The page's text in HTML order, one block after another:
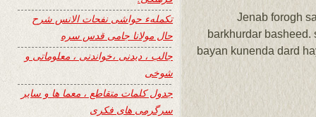
Jenab forogh
barkhurdar
bayan kunenda dard
تکملهء حواشی نفحات الانس شرح
حال مولانا جامی قدس سره
جالب ، دیدنی ،خواندنی ، معلوماتی و
شوخی
جدول کلمات متقاطع ، معما ها و سایر
سرگرمی های فکری